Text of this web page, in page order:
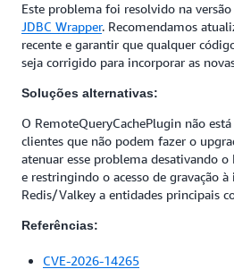
Este problema foi resolvido na versão
JDBC Wrapper. Recomendamos
recente e garantir que qualquer
seja corrigido para incorporar as
Soluções alternativas:
O RemoteQueryCachePlugin não
clientes que não podem fazer o
atenuar esse problema desativando
e restringindo o acesso de gravação
Redis/Valkey a entidades principais
Referências:
CVE-2026-14265